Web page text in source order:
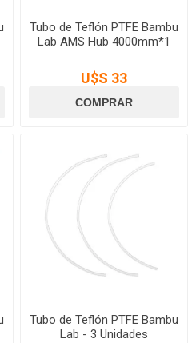
Tubo de Teflón PTFE Bambu
Lab AMS Hub 4000mm*1
U$S 33
Tubo de Teflón PTFE Bambu
Lab - 3 Unidades